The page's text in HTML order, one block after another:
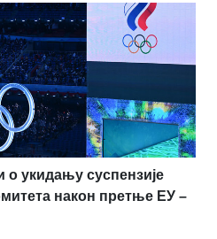
о укидању суспензије
након претње ЕУ –